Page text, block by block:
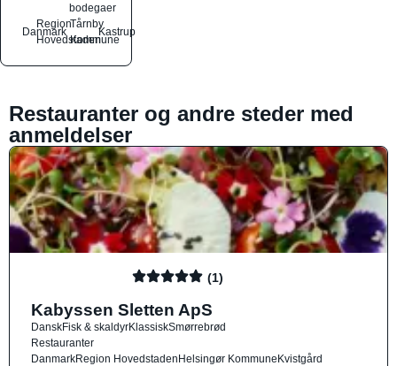
bodegaer
Danmark
Region
Hovedstaden
Tårnby
Kommune
Kastrup
Restauranter og andre steder med
anmeldelser
(1)
Kabyssen Sletten ApS
DanskFisk & skaldyrKlassiskSmørrebrød
Restauranter
DanmarkRegion HovedstadenHelsingør KommuneKvistgård